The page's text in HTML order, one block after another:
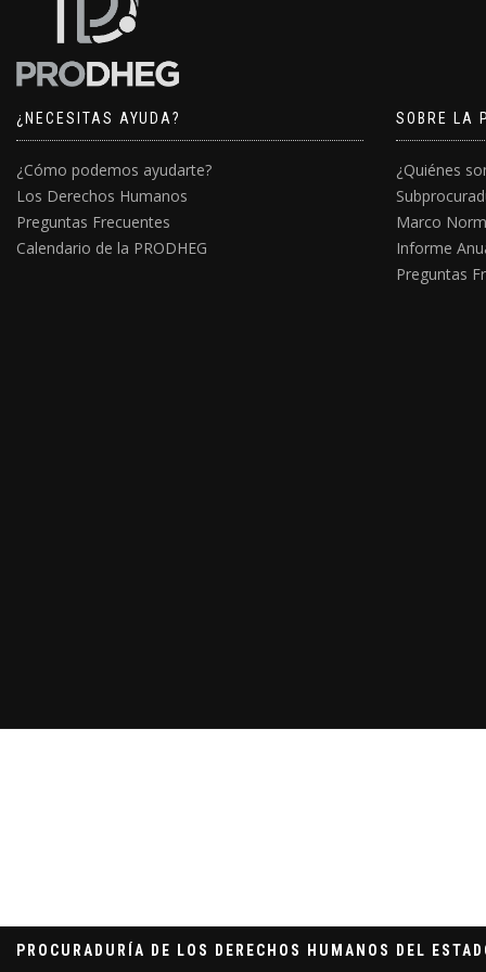
¿NECESITAS AYUDA?
¿Cómo podemos ayudarte?
Los Derechos Humanos
Preguntas Frecuentes
Calendario de la PRODHEG
SOBRE LA
¿Quiénes
Marco
Informe
Preguntas
PROCURADURÍA DE LOS DERECHOS HUMANOS DEL